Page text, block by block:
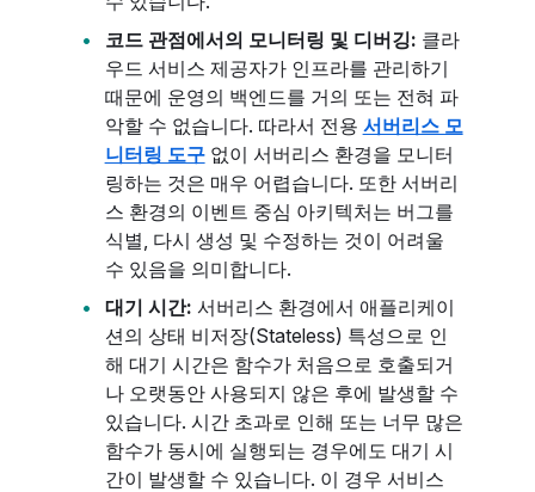
코드 관점에서의 모니터링 및 디버깅: 클라
우드 서비스 제공자가 인프라를 관리하기
때문에 운영의 백엔드를 거의 또는 전혀 파
악할 수 없습니다. 따라서 전용 서버리스 모
니터링 도구없이 서버리스 환경을 모니터
링하는 것은 매우 어렵습니다. 또한 서버리
스 환경의 이벤트 중심 아키텍처는 버그를
식별, 다시 생성 및 수정하는 것이 어려울
수 있음을 의미합니다.
대기 시간: 서버리스 환경에서 애플리케이
션의 상태 비저장(Stateless) 특성으로 인
해 대기 시간은 함수가 처음으로 호출되거
나 오랫동안 사용되지 않은 후에 발생할 수
있습니다. 시간 초과로 인해 또는 너무 많은
함수가 동시에 실행되는 경우에도 대기 시
간이 발생할 수 있습니다. 이 경우 서비스